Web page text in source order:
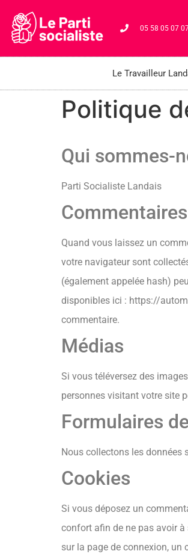
05 58 05 07
Le Travailleur
Politique
Qui sommes-
Parti Socialiste Landais
Commentaires
Quand vous laissez un
votre navigateur sont
(également appelée hash)
disponibles ici : https://
commentaire.
Médias
Si vous téléversez des
personnes visitant votre site
Formulaires
Nous collectons les données
Cookies
Si vous déposez un
confort afin de ne pas avoir
sur la page de connexion, un